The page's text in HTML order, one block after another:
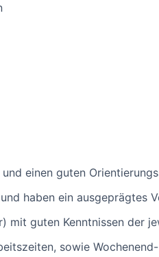
einen guten
haben ein ausgeprägtes
guten Kenntnissen der
sowie